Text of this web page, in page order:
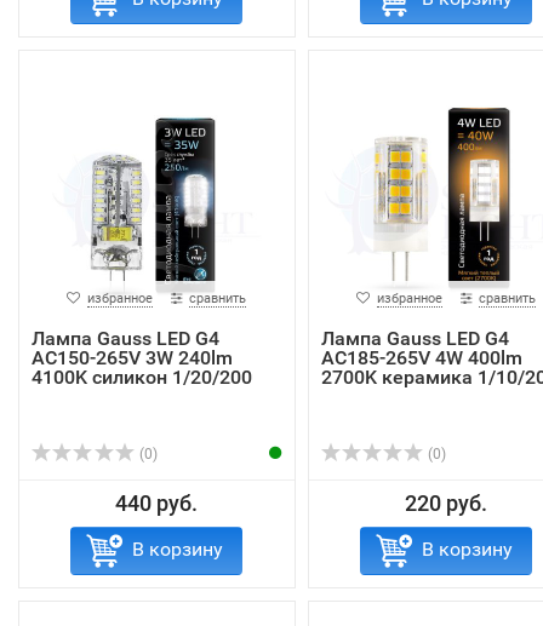
избранное сравнить
Лампа Gauss LED G4
AC150-265V 3W 240lm
4100K силикон 1/20/200
(0)
440 руб.
В корзину
избранное сравнить
Лампа Gauss LED G4
AC185-265V 4W 400lm
2700K керамика 1/10/
(0)
220 руб.
В корзину